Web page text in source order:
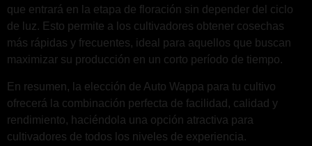
que entrará en la etapa de floración sin depender del ciclo
de luz. Esto permite a los cultivadores obtener cosechas
más rápidas y frecuentes, ideal para aquellos que buscan
maximizar su producción en un corto período de tiempo.
En resumen, la elección de Auto Wappa para tu cultivo
ofrecerá la combinación perfecta de facilidad, calidad y
rendimiento, haciéndola una opción atractiva para
cultivadores de todos los niveles de experiencia.